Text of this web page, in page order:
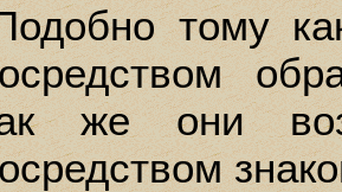
тому
же они